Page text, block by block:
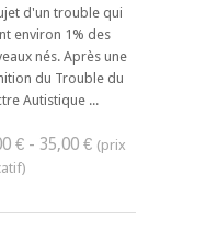
d'un trouble qui
environ 1% des
nés. Après une
du Trouble du
Autistique ...
€ - 35,00 €